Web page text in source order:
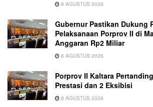
8 AGUSTUS 2026
Gubernur Pastikan Dukung
Pelaksanaan Porprov II di
Anggaran Rp2 Miliar
8 AGUSTUS 2026
Porprov II Kaltara
Prestasi dan 2 Eksibisi
8 AGUSTUS 2026